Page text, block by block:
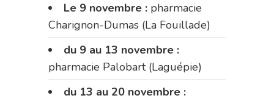
Le 9 novembre : pharmacie
Charignon-Dumas (La Fouillade)
du 9 au 13 novembre :
pharmacie Palobart (Laguépie)
du 13 au 20 novembre :